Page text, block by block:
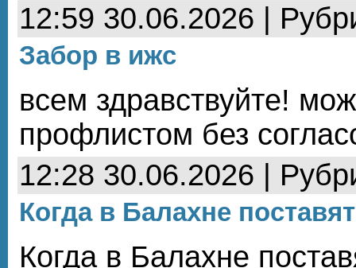
12:59 30.06.2026 |
Забор в ижс
всем здравствуйте!
профлистом без
12:28 30.06.2026 |
Когда в Балахне
Когда в Балахне